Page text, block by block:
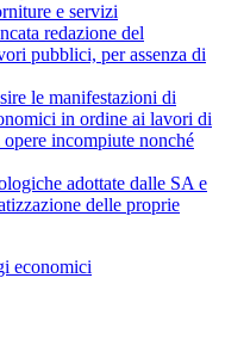
e servizi
redazione del
pubblici, per assenza di
le manifestazioni di
in ordine ai lavori di
incompiute nonché
adottate dalle SA e
delle proprie
economici